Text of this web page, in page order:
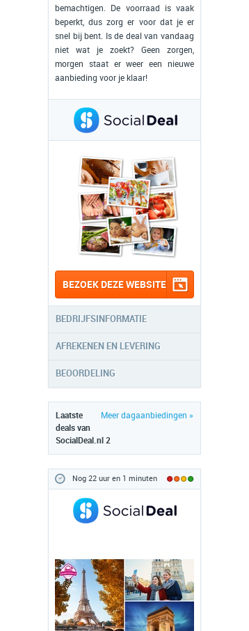
bemachtigen. De voorraad is vaak
beperkt, dus zorg er voor dat je er
snel bij bent. Is de deal van vandaag
niet wat je zoekt? Geen zorgen,
morgen staat er weer een nieuwe
aanbieding voor je klaar!
BEZOEK DEZE WEBSITE
BEDRIJFSINFORMATIE
AFREKENEN EN LEVERING
BEOORDELING
Meer dagaanbiedingen »
Laatste
deals van
SocialDeal.nl 2
Nog 22 uur en 1 minuten